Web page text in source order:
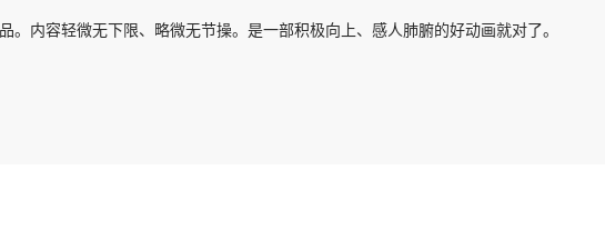
。内容轻微无下限、略微无节操。是一部积极向上、感人肺腑的好动画就对了。